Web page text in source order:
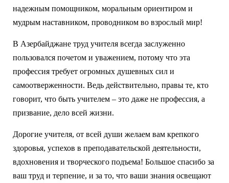
надежным помощником, моральным ориентиром и
мудрым наставником, проводником во взрослый мир!
В Азербайджане труд учителя всегда заслуженно
пользовался почетом и уважением, потому что эта
профессия требует огромных душевных сил и
самоотверженности. Ведь действительно, правы те, кто
говорит, что быть учителем – это даже не профессия, а
призвание, дело всей жизни.
Дорогие учителя, от всей души желаем вам крепкого
здоровья, успехов в преподавательской деятельности,
вдохновения и творческого подъема! Большое спасибо за
ваш труд и терпение, и за то, что ваши знания освещают